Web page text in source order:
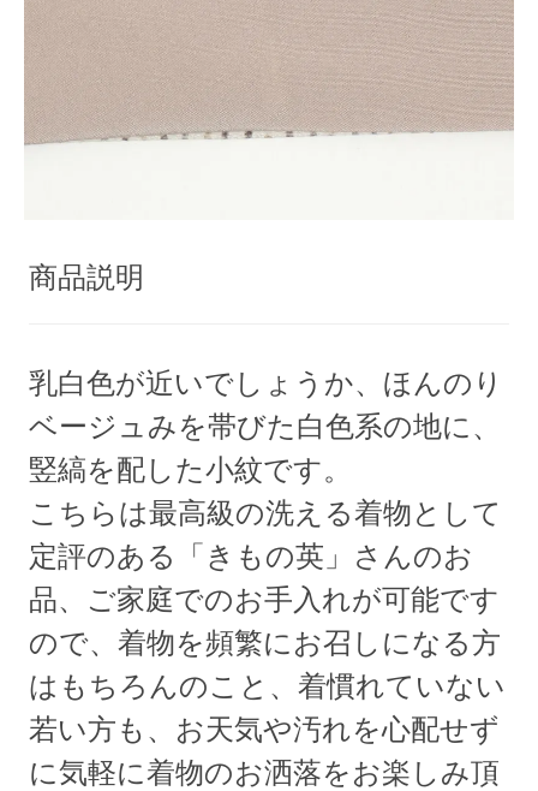
商品説明
乳白色が近いでしょうか、ほんのり
ベージュみを帯びた白色系の地に、
竪縞を配した小紋です。
こちらは最高級の洗える着物として
定評のある「きもの英」さんのお
品、ご家庭でのお手入れが可能です
ので、着物を頻繁にお召しになる方
はもちろんのこと、着慣れていない
若い方も、お天気や汚れを心配せず
に気軽に着物のお洒落をお楽しみ頂